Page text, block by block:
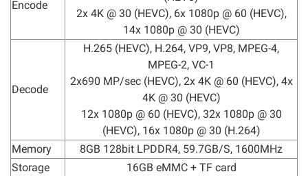
Encode
2x 4K @ 30 (HEVC), 6x 1080p @ 60 (HEVC),
14x 1080p @ 30 (HEVC)
Decode
H.265 (HEVC), H.264, VP9, VP8, MPEG-4,
MPEG-2, VC-1
2x690 MP/sec (HEVC), 2x 4K @ 60 (HEVC), 4x
4K @ 30 (HEVC)
12x 1080p @ 60 (HEVC), 32x 1080p @ 30
(HEVC), 16x 1080p @ 30 (H.264)
Memory
8GB 128bit LPDDR4, 59.7GB/S, 1600MHz
Storage
16GB eMMC + TF card